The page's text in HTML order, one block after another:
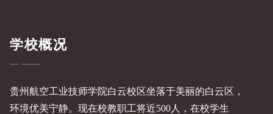
学校概况
贵州航空工业技师学院白云校区坐落于美丽的白云区，
环境优美宁静。现在校教职工将近500人，在校学生